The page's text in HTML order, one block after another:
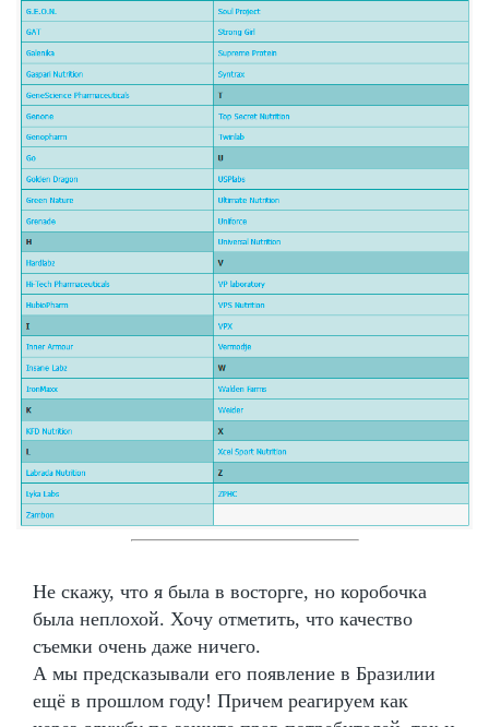
Не скажу, что я была в восторге, но коробочка
была неплохой. Хочу отметить, что качество
съемки очень даже ничего.
А мы предсказывали его появление в Бразилии
ещё в прошлом году! Причем реагируем как